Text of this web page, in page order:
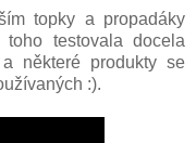
topky a propadáky
testovala docela
některé produkty se
:).